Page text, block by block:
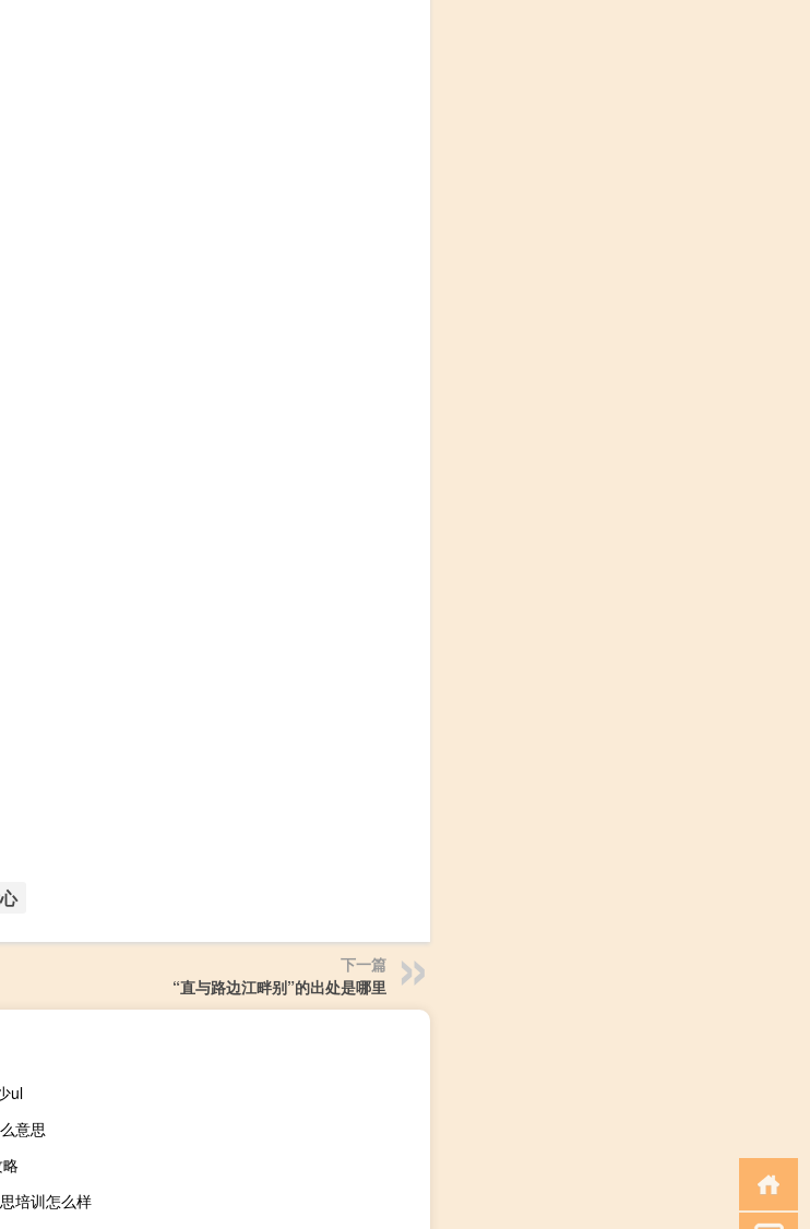
下一篇
“直与路边江畔别”的出处是哪里
ul
意思
培训怎么样